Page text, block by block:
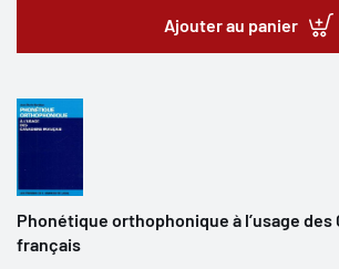
Ajouter au panier
Phonétique orthophonique à l’usage des
français